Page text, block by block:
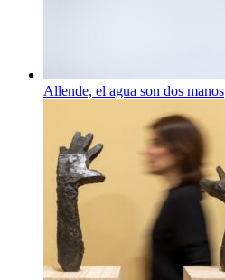
Allende, el agua son dos manos